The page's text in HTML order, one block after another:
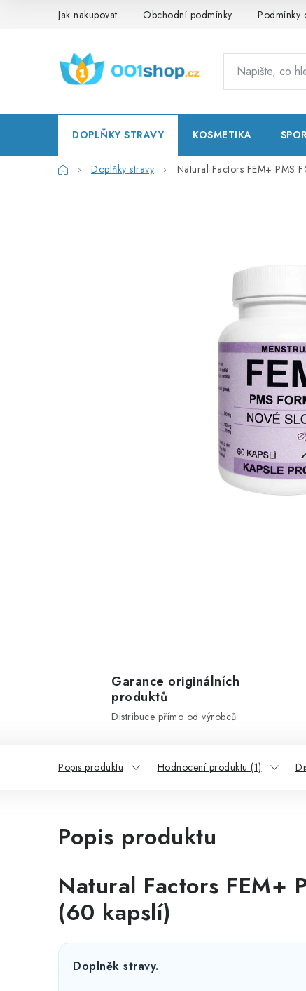
Jak nakupovat Obchodní podmínky Podmínky
DOPLŇKY STRAVY KOSMETIKA
DomůDoplňky stravy Natural Factors FEM+ PMS
Garance originálních
produktů
Distribuce přímo od výrobců
Popis produktu Hodnocení produktu (1)
Popis produktu
Natural Factors FEM+
(60 kapslí)
Doplněk stravy.